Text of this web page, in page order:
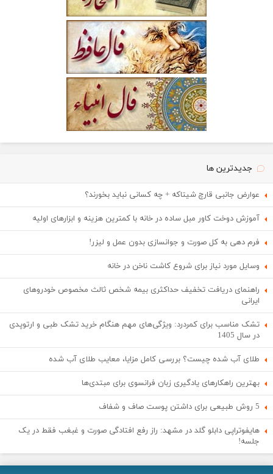
جدیدترین ها
عوارض جانبی قارچ شیتاکه + چه کسانی نباید بخورند؟
آموزش دوخت کاور مبل ساده در خانه با کمترین هزینه و ابزارهای اولیه
فرم دهی به کل صورت و جوانسازی بدون عمل و لیزر!
وسایل مورد نیاز برای شروع کاشت ناخن در خانه
راهنمای دریافت تخفیف حداکثری بیمه شخص ثالث مخصوص خودروهای
ایرانی
تشک مناسب برای کمردرد: ویژگی‌های مهم هنگام خرید تشک طبی و ارتوپدی
در سال 1405
طلای آب شده چیست؟ بررسی کامل مزایا، معایب طلای آب شده
بهترین راهکارهای یادگیری زبان فرانسوی برای مبتدی‌ها
5 روش طبیعی برای داشتن پوست صاف و شفاف
هایفوتراپی دابلو گلد در مشهد: راز رفع افتادگی صورت و غبغب فقط در یک
جلسه!